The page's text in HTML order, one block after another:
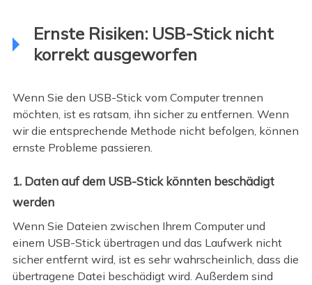
Ernste Risiken: USB-Stick nicht
korrekt ausgeworfen
Wenn Sie den USB-Stick vom Computer trennen
möchten, ist es ratsam, ihn sicher zu entfernen. Wenn
wir die entsprechende Methode nicht befolgen, können
ernste Probleme passieren.
1. Daten auf dem USB-Stick könnten beschädigt
werden
Wenn Sie Dateien zwischen Ihrem Computer und
einem USB-Stick übertragen und das Laufwerk nicht
sicher entfernt wird, ist es sehr wahrscheinlich, dass die
übertragene Datei beschädigt wird. Außerdem sind